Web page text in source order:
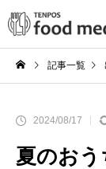
記事一覧
2024/08/17
夏のお